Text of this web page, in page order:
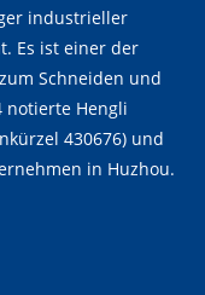
industrieller
Es ist einer der
Schneiden und
notierte Hengli
430676) und
in Huzhou.